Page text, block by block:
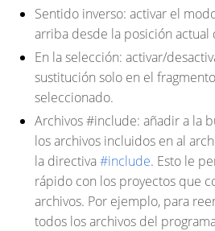
Sentido inverso: activar el
arriba desde la posición actual
En la selección: activar/
sustitución solo en el
seleccionado.
Archivos #include: añadir a la
los archivos incluidos en al
la directiva#include. Esto le
rápido con los proyectos que
archivos. Por ejemplo, para
todos los archivos del